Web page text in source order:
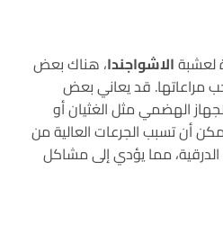
لعشبةالاشواجندا، هناك بعض
يجب مراعاتها. قد يعاني بعض
الهضمي مثل الغثيان أو
أن تسبب الجرعات العالية من
مما يؤدي إلى مشاكل